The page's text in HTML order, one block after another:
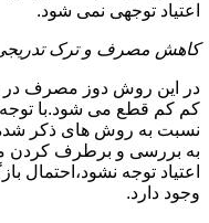
اعتیاد توجهی نمی شود.
کاهش مصرف و ترک تدریجی
در این روش دوز مصرف در
کم کم قطع می شود.با
نسبت به روش های ذکر شده
به بررسی و برطرف کردن
اعتیاد توجه نشود،احتمال
وجود دارد.